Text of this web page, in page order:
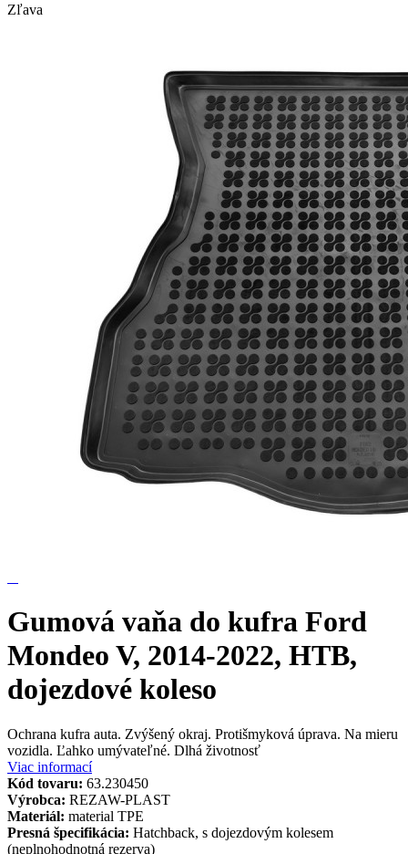
Zľava
Gumová vaňa do kufra Ford
Mondeo V, 2014-2022, HTB,
dojezdové koleso
Ochrana kufra auta. Zvýšený okraj. Protišmyková úprava. Na mieru
vozidla. Ľahko umývateľné. Dlhá životnosť
Viac informací
Kód tovaru: 63.230450
Výrobca: REZAW-PLAST
Materiál: material TPE
Presná špecifikácia: Hatchback, s dojezdovým kolesem
(neplnohodnotná rezerva)